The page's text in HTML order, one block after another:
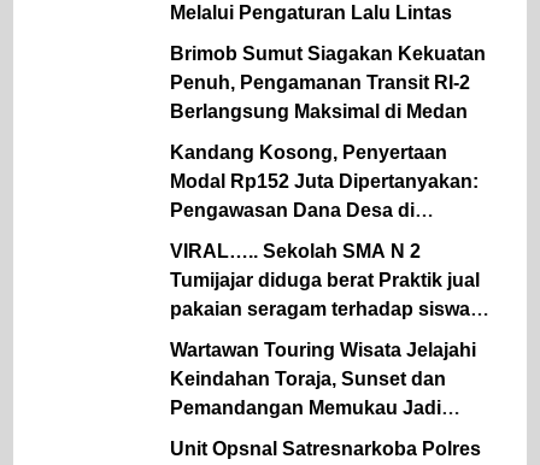
Melalui Pengaturan Lalu Lintas
Brimob Sumut Siagakan Kekuatan
Penuh, Pengamanan Transit RI-2
Berlangsung Maksimal di Medan
Kandang Kosong, Penyertaan
Modal Rp152 Juta Dipertanyakan:
Pengawasan Dana Desa di
Simalungun Kembali Jadi Sorotan.
VIRAL….. Sekolah SMA N 2
Tumijajar diduga berat Praktik jual
pakaian seragam terhadap siswa
sekolah Oknum KS terancam
diLaporkan.
Wartawan Touring Wisata Jelajahi
Keindahan Toraja, Sunset dan
Pemandangan Memukau Jadi
Kesan Tak Terlupakan
Unit Opsnal Satresnarkoba Polres